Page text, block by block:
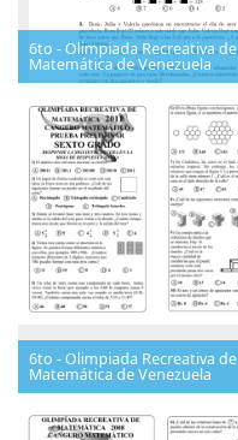
6to - Olimpiada Recreativa de
Matemática de Venezuela
6to - Olimpiada Recreativa de
Matemática de Venezuela